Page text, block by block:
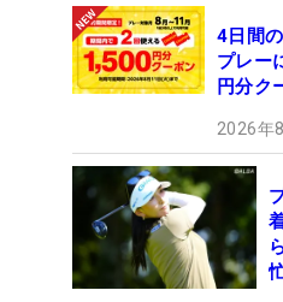
4日間
プレー
円分ク
2026年